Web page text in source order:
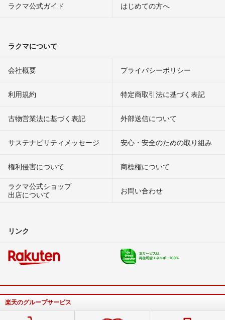
ラクマ公式ガイド はじめての方へ
ラクマについて
会社概要 プライバシーポリシー
利用規約 特定商取引法に基づく表記
古物営業法に基づく表記 外部送信について
サステナビリティメッセージ 安心・安全のための取り組み
権利侵害について
商標権について
ラクマ公式ショップ
出店について
お問い合わせ
リンク
楽天のグループサービス